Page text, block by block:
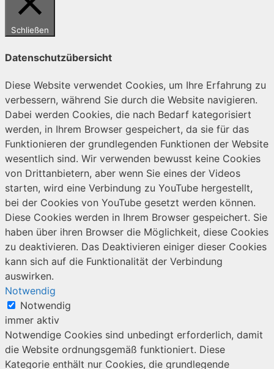
Schließen
Datenschutzübersicht
Diese Website verwendet Cookies, um Ihre Erfahrung zu
verbessern, während Sie durch die Website navigieren.
Dabei werden Cookies, die nach Bedarf kategorisiert
werden, in Ihrem Browser gespeichert, da sie für das
Funktionieren der grundlegenden Funktionen der Website
wesentlich sind. Wir verwenden bewusst keine Cookies
von Drittanbietern, aber wenn Sie eines der Videos
starten, wird eine Verbindung zu YouTube hergestellt,
bei der Cookies von YouTube gesetzt werden können.
Diese Cookies werden in Ihrem Browser gespeichert. Sie
haben über ihren Browser die Möglichkeit, diese Cookies
zu deaktivieren. Das Deaktivieren einiger dieser Cookies
kann sich auf die Funktionalität der Verbindung
auswirken.
Notwendig
Notwendig
immer aktiv
Notwendige Cookies sind unbedingt erforderlich, damit
die Website ordnungsgemäß funktioniert. Diese
Kategorie enthält nur Cookies, die grundlegende